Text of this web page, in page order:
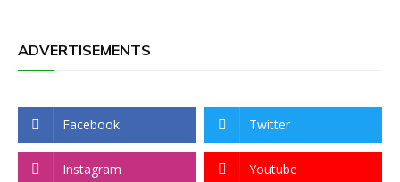
ADVERTISEMENTS
Facebook Twitter
Instagram Youtube